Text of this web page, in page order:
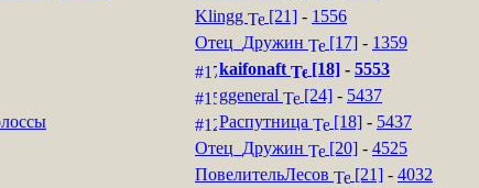
Klingg
[21] - 1556
Отец_Дружин
[17] - 1359
kaifonaft [18] - 5553
ggeneral
[24] - 5437
Распутница
[18] - 5437
Отец_Дружин
[20] - 4525
ПовелительЛесов
[21] - 4032